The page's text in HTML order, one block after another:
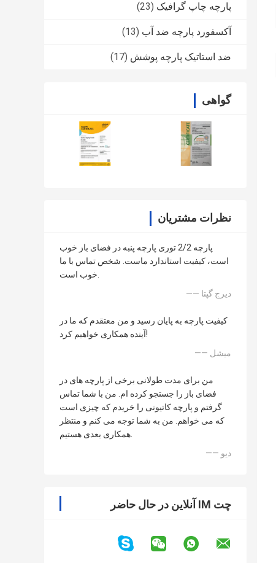
پارچه چاپ گرافیک (23)
آکسفورد پارچه ضد آب (13)
ضد استاتیک پارچه پوشش (17)
گواهی
نظرات مشتریان
پارچه 2/2 توری پارچه پنبه در فضای باز خوب
است، کیفیت استاندارد ماست. شخص تماس با ما
خوب است.
—— دیرج گپتا
کیفیت پارچه به پایان رسید و من معتقدم که ما در
آینده همکاری خواهیم کرد!
—— میشل
من برای مدت طولانی برخی از پارچه های در
فضای باز را جستجو کرده ام. من با شما تماس
گرفتم و پارچه کاتیونی را خریدم که چیزی است
که می خواهم. من به شما توجه می کنم و منتظر
همکاری بعدی هستیم.
—— دیو
چت IM آنلاین در حال حاضر